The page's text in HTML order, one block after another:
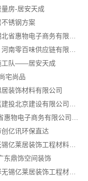
房-居安天成
锈钢方案
工队——居安天成
宅尚品
装饰材料有限公司
亿讯环保直达
无锡旧房硬装报价透明吗？无锡亿莱居装饰工程材料有限公司标准流程
东鼎饰空间装饰
无锡旧房安装哪家专业？选择无锡亿莱居装饰工程材料有限公司